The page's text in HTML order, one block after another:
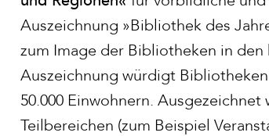
Auszeichnung »Bibliothek des
zum Image der Bibliotheken in
Auszeichnung würdigt
50.000 Einwohnern.
Teilbereichen (zum Beispiel